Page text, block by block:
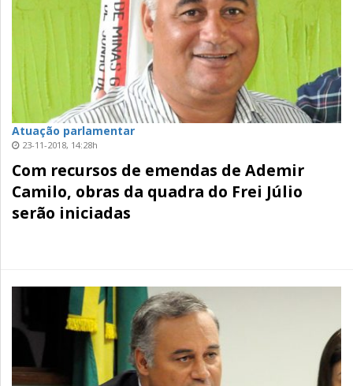
Atuação parlamentar
23-11-2018, 14:28h
Com recursos de emendas de Ademir
Camilo, obras da quadra do Frei Júlio
serão iniciadas